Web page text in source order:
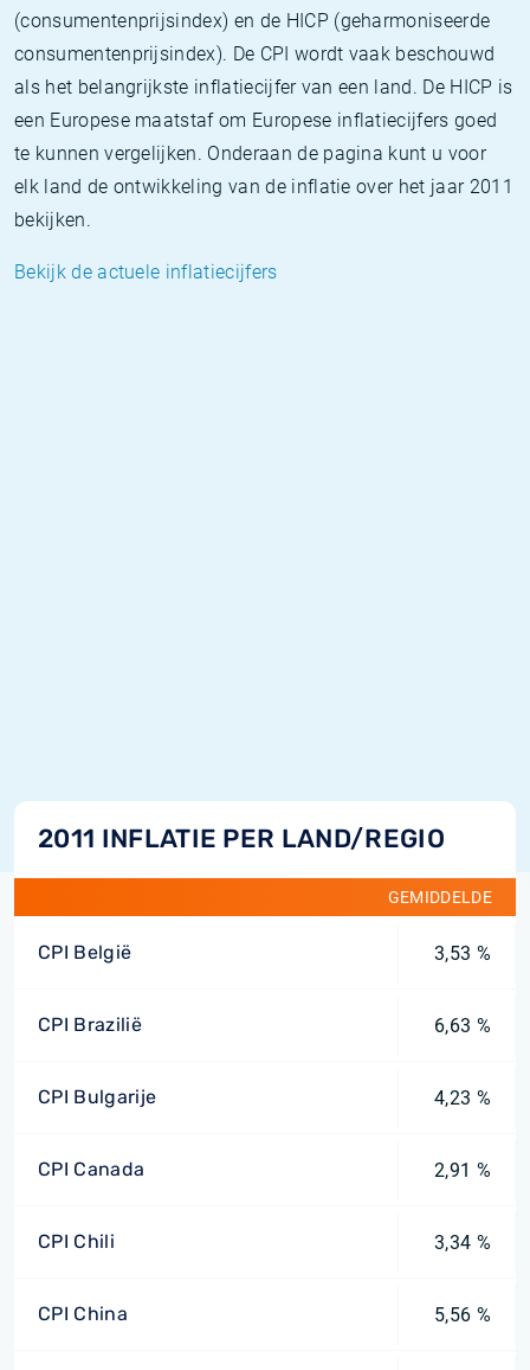
(consumentenprijsindex) en de HICP (geharmoniseerde
consumentenprijsindex). De CPI wordt vaak beschouwd
als het belangrijkste inflatiecijfer van een land. De HICP is
een Europese maatstaf om Europese inflatiecijfers goed
te kunnen vergelijken. Onderaan de pagina kunt u voor
elk land de ontwikkeling van de inflatie over het jaar 2011
bekijken.
Bekijk de actuele inflatiecijfers
2011 INFLATIE PER LAND/REGIO
GEMIDDELDE
CPI België 3,53 %
CPI Brazilië 6,63 %
CPI Bulgarije 4,23 %
CPI Canada 2,91 %
CPI Chili 3,34 %
CPI China 5,56 %